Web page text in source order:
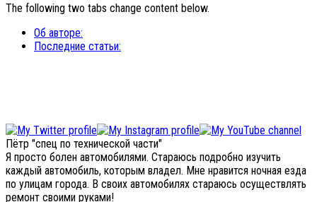
The following two tabs change content below.
Об авторе:
Последние статьи:
Пётр "спец по технической части"
Я просто болен автомобилями. Стараюсь подробно изучить
каждый автомобиль, которым владел. Мне нравится ночная езда
по улицам города. В своих автомобилях стараюсь осуществлять
ремонт своими руками!